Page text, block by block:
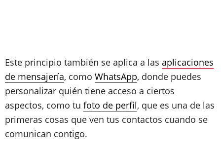
Este principio también se aplica a las aplicaciones
de mensajería, como WhatsApp, donde puedes
personalizar quién tiene acceso a ciertos
aspectos, como tu foto de perfil, que es una de las
primeras cosas que ven tus contactos cuando se
comunican contigo.